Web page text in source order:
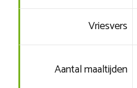
Vriesvers
Aantal maaltijden